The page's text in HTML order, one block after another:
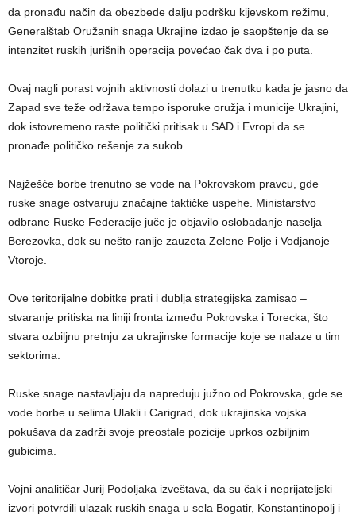
da pronađu način da obezbede dalju podršku kijevskom režimu,
Generalštab Oružanih snaga Ukrajine izdao je saopštenje da se
intenzitet ruskih jurišnih operacija povećao čak dva i po puta.
Ovaj nagli porast vojnih aktivnosti dolazi u trenutku kada je jasno da
Zapad sve teže održava tempo isporuke oružja i municije Ukrajini,
dok istovremeno raste politički pritisak u SAD i Evropi da se
pronađe političko rešenje za sukob.
Najžešće borbe trenutno se vode na Pokrovskom pravcu, gde
ruske snage ostvaruju značajne taktičke uspehe. Ministarstvo
odbrane Ruske Federacije juče je objavilo oslobađanje naselja
Berezovka, dok su nešto ranije zauzeta Zelene Polje i Vodjanoje
Vtoroje.
Ove teritorijalne dobitke prati i dublja strategijska zamisao –
stvaranje pritiska na liniji fronta između Pokrovska i Torecka, što
stvara ozbiljnu pretnju za ukrajinske formacije koje se nalaze u tim
sektorima.
Ruske snage nastavljaju da napreduju južno od Pokrovska, gde se
vode borbe u selima Ulakli i Carigrad, dok ukrajinska vojska
pokušava da zadrži svoje preostale pozicije uprkos ozbiljnim
gubicima.
Vojni analitičar Jurij Podoljaka izveštava, da su čak i neprijateljski
izvori potvrdili ulazak ruskih snaga u sela Bogatir, Konstantinopolj i